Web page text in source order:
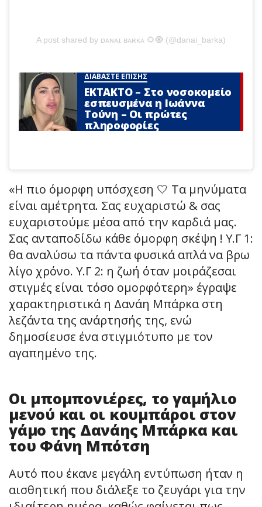
A post shared by ᴅᴀɴᴀɪ ʙᴀʀᴋᴀ 🌻🧿 (@danai_barka)
ΔΙΑΒΑΣΤΕ ΕΠΙΣΗΣ
ΕΚΤΑΚΤΟ – Στο νοσοκομείο
εσπευσμένα η Ιωάννα
Τούνη – Οι πρώτες
πληροφορίες
«Η πιο όμορφη υπόσχεση 🤍 Τα μηνύματα
είναι αμέτρητα. Σας ευχαριστώ & σας
ευχαριστούμε μέσα από την καρδιά μας.
Σας ανταποδίδω κάθε όμορφη σκέψη ! Υ.Γ 1:
θα αναλύσω τα πάντα φυσικά απλά να βρω
λίγο χρόνο. Υ.Γ 2: η ζωή όταν μοιράζεσαι
στιγμές είναι τόσο ομορφότερη» έγραψε
χαρακτηριστικά η Δανάη Μπάρκα στη
λεζάντα της ανάρτησής της, ενώ
δημοσίευσε ένα στιγμιότυπο με τον
αγαπημένο της.
Οι μπομπονιέρες, το γαμήλιο
μενού και οι κουμπάροι στον
γάμο της Δανάης Μπάρκα και
του Φάνη Μπότση
Αυτό που έκανε μεγάλη εντύπωση ήταν η
αισθητική που διάλεξε το ζευγάρι για την